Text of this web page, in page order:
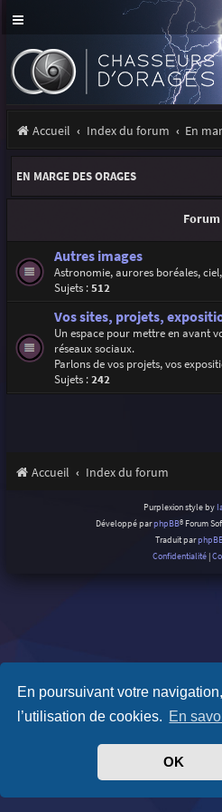
En poursuivant votre
l’utilisation de cookies. En
OK
Accueil Index du forum En
EN MARGE DES ORAGES
Forum
Autres images
Astronomie, aurores boréales,
Sujets :512
Vos sites, projets,
Un espace pour mettre en avant
réseaux sociaux.
Parlons de vos projets, vos
Sujets :242
Accueil Index du forum
Purplexion style by
Développé parphpBB® Forum
Traduit par
Confidentialité |